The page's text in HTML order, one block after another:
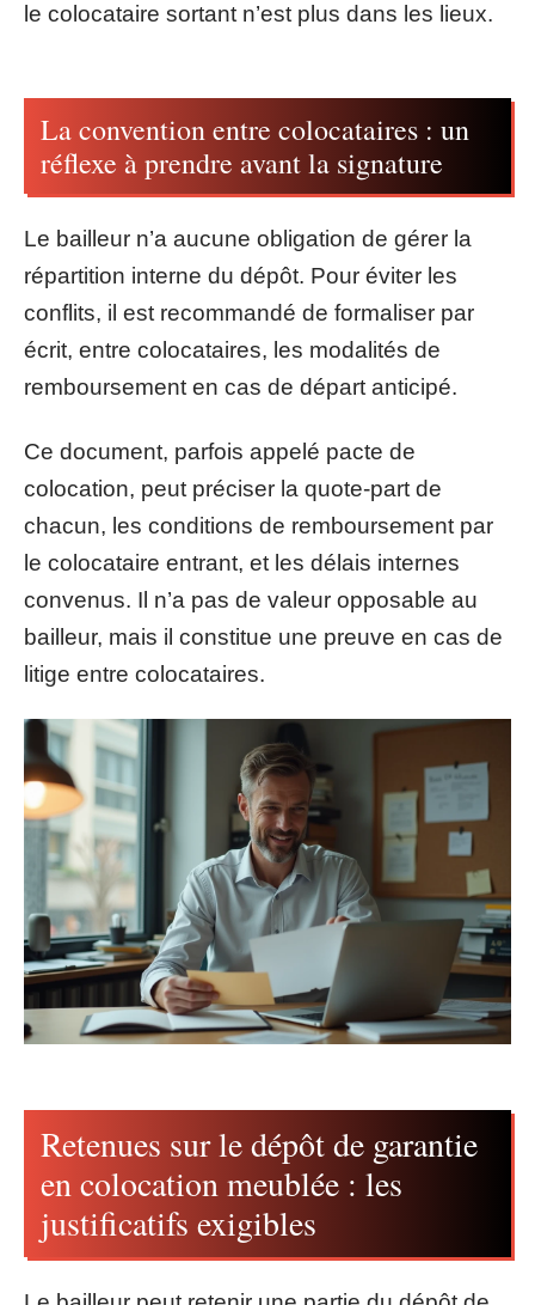
le colocataire sortant n’est plus dans les lieux.
La convention entre colocataires : un
réflexe à prendre avant la signature
Le bailleur n’a aucune obligation de gérer la
répartition interne du dépôt. Pour éviter les
conflits, il est recommandé de formaliser par
écrit, entre colocataires, les modalités de
remboursement en cas de départ anticipé.
Ce document, parfois appelé pacte de
colocation, peut préciser la quote-part de
chacun, les conditions de remboursement par
le colocataire entrant, et les délais internes
convenus. Il n’a pas de valeur opposable au
bailleur, mais il constitue une preuve en cas de
litige entre colocataires.
Retenues sur le dépôt de garantie
en colocation meublée : les
justificatifs exigibles